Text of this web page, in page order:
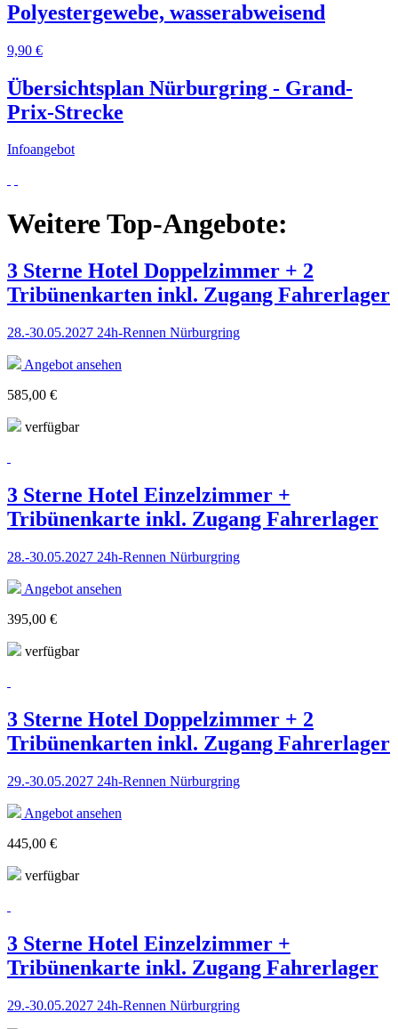
Polyestergewebe, wasserabweisend
9,90 €
Übersichtsplan Nürburgring - Grand-
Prix-Strecke
Infoangebot
Weitere Top-Angebote:
3 Sterne Hotel Doppelzimmer + 2
Tribünenkarten inkl. Zugang Fahrerlager
28.-30.05.2027 24h-Rennen Nürburgring
Angebot ansehen
585,00 €
verfügbar
3 Sterne Hotel Einzelzimmer +
Tribünenkarte inkl. Zugang Fahrerlager
28.-30.05.2027 24h-Rennen Nürburgring
Angebot ansehen
395,00 €
verfügbar
3 Sterne Hotel Doppelzimmer + 2
Tribünenkarten inkl. Zugang Fahrerlager
29.-30.05.2027 24h-Rennen Nürburgring
Angebot ansehen
445,00 €
verfügbar
3 Sterne Hotel Einzelzimmer +
Tribünenkarte inkl. Zugang Fahrerlager
29.-30.05.2027 24h-Rennen Nürburgring